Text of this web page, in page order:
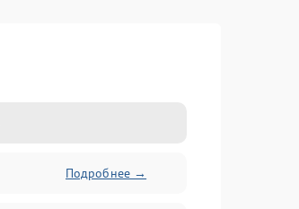
Подробнее →